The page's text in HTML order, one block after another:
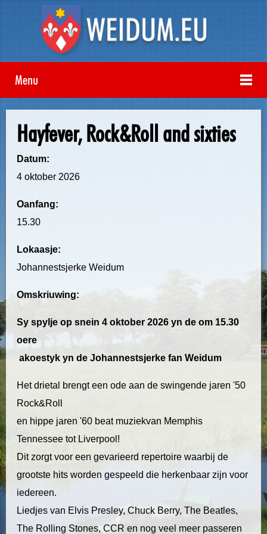
Menu
Hayfever, Rock&Roll and sixties
Datum:
4 oktober 2026
Oanfang:
15.30
Lokaasje:
Johannestsjerke Weidum
Omskriuwing:
Sy spylje op snein 4 oktober 2026 yn de om 15.30
oere
akoestyk yn de Johannestsjerke fan Weidum
Het drietal brengt een ode aan de swingende jaren '50
Rock&Roll
en hippe jaren '60 beat muziekvan Memphis
Tennessee tot Liverpool!
Dit zorgt voor een gevarieerd repertoire waarbij de
grootste hits worden gespeeld die herkenbaar zijn voor
iedereen.
Liedjes van Elvis Presley, Chuck Berry, The Beatles,
The Rolling Stones, CCR en nog veel meer passeren